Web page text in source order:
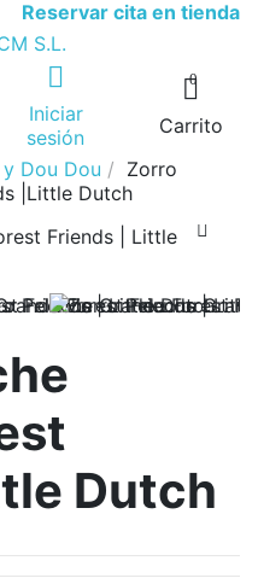
Reservar cita en tienda
Iniciar
sesión
0
Carrito
Dou Dou
Zorro
|Little Dutch
Dutch